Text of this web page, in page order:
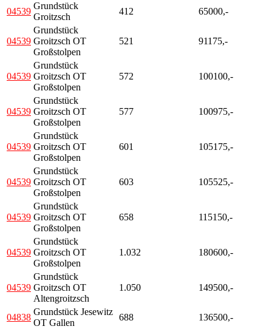
04539
Grundstück
Groitzsch
412 65000,-
04539
Grundstück
Groitzsch OT
Großstolpen
521 91175,-
04539
Grundstück
Groitzsch OT
Großstolpen
572 100100,-
04539
Grundstück
Groitzsch OT
Großstolpen
577 100975,-
04539
Grundstück
Groitzsch OT
Großstolpen
601 105175,-
04539
Grundstück
Groitzsch OT
Großstolpen
603 105525,-
04539
Grundstück
Groitzsch OT
Großstolpen
658 115150,-
04539
Grundstück
Groitzsch OT
Großstolpen
1.032 180600,-
04539
Grundstück
Groitzsch OT
Altengroitzsch
1.050 149500,-
04838
Grundstück Jesewitz
OT Gallen
688 136500,-